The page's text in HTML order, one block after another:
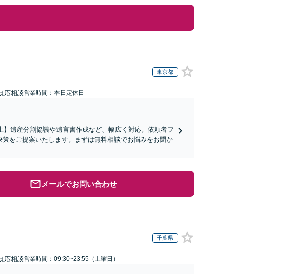
東京都
応相談営業時間：本日定休日
】遺産分割協議や遺言書作成など、幅広く対応。依頼者フ
をご提案いたします。まずは無料相談でお悩みをお聞か
メールでお問い合わせ
千葉県
応相談営業時間：09:30~23:55（土曜日）